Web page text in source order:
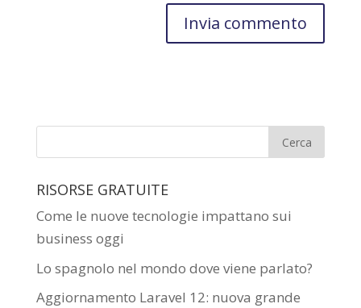
RISORSE GRATUITE
Come le nuove tecnologie impattano sui
business oggi
Lo spagnolo nel mondo dove viene parlato?
Aggiornamento Laravel 12: nuova grande